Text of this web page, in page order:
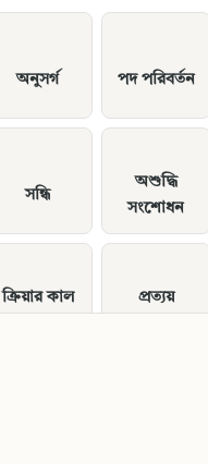
অনুসর্গ পদ পরিবর্তন
সন্ধি
অশুদ্ধি
সংশোধন
ক্রিয়ার কাল প্রত্যয়